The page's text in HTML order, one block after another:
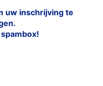
uw inschrijving te